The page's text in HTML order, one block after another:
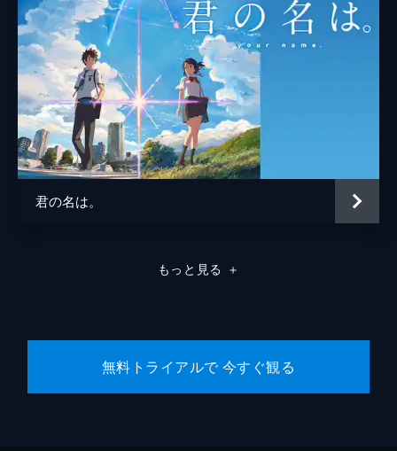
君の名は。
もっと見る ＋
無料トライアルで 今すぐ観る